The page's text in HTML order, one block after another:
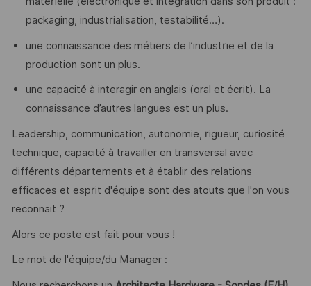
packaging, industrialisation, testabilité…).
une connaissance des métiers de l’industrie et de la
production sont un plus.
une capacité à interagir en anglais (oral et écrit). La
connaissance d’autres langues est un plus.
Leadership, communication, autonomie, rigueur, curiosité
technique, capacité à travailler en transversal avec
différents départements et à établir des relations
efficaces et esprit d'équipe sont des atouts que l'on vous
reconnait ?
Alors ce poste est fait pour vous !
Le mot de l'équipe/du Manager :